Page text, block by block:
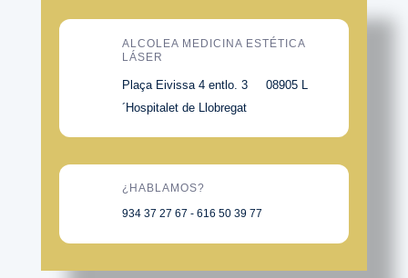
ALCOLEA MEDICINA ESTÉTICA
LÁSER
Plaça Eivissa 4 entlo. 3 08905 L
´Hospitalet de Llobregat
¿HABLAMOS?
934 37 27 67 - 616 50 39 77